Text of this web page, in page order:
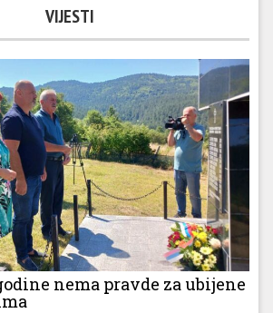
VIJESTI
nema pravde za ubijene